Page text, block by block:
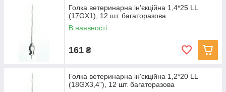
Голка ветеринарна ін'єкційна 1,4*25 LL
(17GX1), 12 шт. багаторазова
В наявності
161 ₴
Голка ветеринарна ін'єкційна 1,2*20 LL
(18GX3,4"), 12 шт. багаторазова